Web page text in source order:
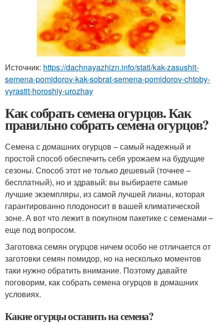
Источник: https://dachnayazhizn.info/stati/kak-zasushit-
semena-pomidorov-kak-sobrat-semena-pomidorov-chtoby-
vyrastit-horoshiy-urozhay
Как собрать семена огурцов. Как
правильно собрать семена огурцов?
Семена с домашних огурцов – самый надежный и
простой способ обеспечить себя урожаем на будущие
сезоны. Способ этот не только дешевый (точнее –
бесплатный), но и здравый: вы выбираете самые
лучшие экземпляры, из самой лучшей лианы, которая
гарантированно плодоносит в вашей климатической
зоне. А вот что лежит в покупном пакетике с семенами –
еще под вопросом.
Заготовка семян огурцов ничем особо не отличается от
заготовки семян помидор, но на несколько моментов
таки нужно обратить внимание. Поэтому давайте
поговорим, как собрать семена огурцов в домашних
условиях.
Какие огурцы оставить на семена?